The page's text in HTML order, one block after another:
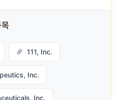
111, Inc.
Inc.
Inc.